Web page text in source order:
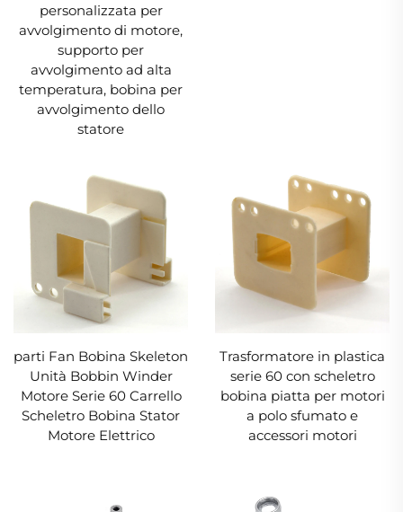
personalizzata per
avvolgimento di motore,
supporto per
avvolgimento ad alta
temperatura, bobina per
avvolgimento dello
statore
parti Fan Bobina Skeleton
Unità Bobbin Winder
Motore Serie 60 Carrello
Scheletro Bobina Stator
Motore Elettrico
Trasformatore in plastica
serie 60 con scheletro
bobina piatta per motori
a polo sfumato e
accessori motori